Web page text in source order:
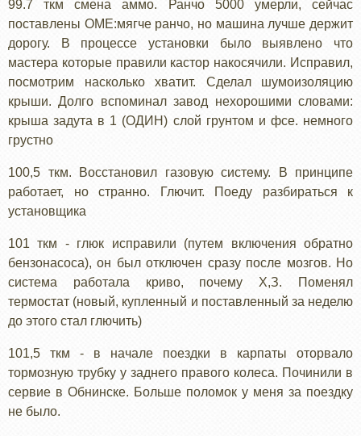
99.7 ткм смена аммо. Ранчо 5000 умерли, сейчас
поставлены OME:мягче ранчо, но машина лучше держит
дорогу. В процессе установки было выявлено что
мастера которые правили кастор накосячили. Исправил,
посмотрим насколько хватит. Сделал шумоизоляцию
крыши. Долго вспоминал завод нехорошими словами:
крыша задута в 1 (ОДИН) слой грунтом и фсе. немного
грустно
100,5 ткм. Восстановил газовую систему. В принципе
работает, но странно. Глючит. Поеду разбираться к
установщика
101 ткм - глюк исправили (путем включения обратно
бензонасоса), он был отключен сразу после мозгов. Но
система работала криво, почему Х,З. Поменял
термостат (новый, купленный и поставленный за неделю
до этого стал глючить)
101,5 ткм - в начале поездки в карпаты оторвало
тормозную трубку у заднего правого колеса. Починили в
сервие в Обнинске. Больше поломок у меня за поездку
не было.